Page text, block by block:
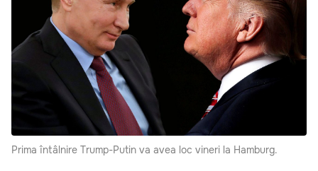
Prima întâlnire Trump-Putin va avea loc vineri la Hamburg.